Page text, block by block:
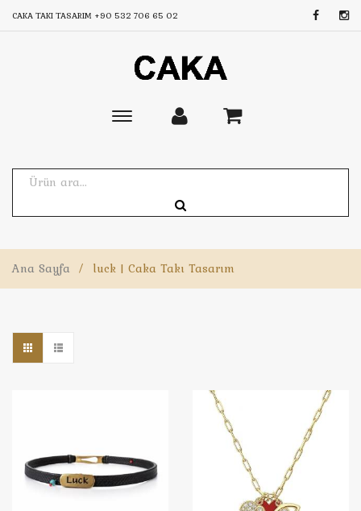
CAKA TAKI TASARIM +90 532 706 65 02
Toggle
Ana Sayfa / luck | Caka Takı Tasarım